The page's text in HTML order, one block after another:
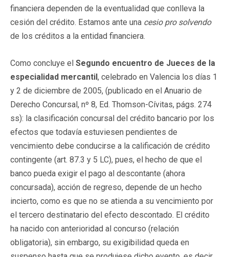
financiera dependen de la eventualidad que conlleva la
cesión del crédito. Estamos ante una cesio pro solvendo
de los créditos a la entidad financiera.
Como concluye el Segundo encuentro de Jueces de la
especialidad mercantil, celebrado en Valencia los días 1
y 2 de diciembre de 2005, (publicado en el Anuario de
Derecho Concursal, nº 8, Ed. Thomson-Cívitas, págs. 274
ss): la clasificación concursal del crédito bancario por los
efectos que todavía estuviesen pendientes de
vencimiento debe conducirse a la calificación de crédito
contingente (art. 87.3 y 5 LC), pues, el hecho de que el
banco pueda exigir el pago al descontante (ahora
concursada), acción de regreso, depende de un hecho
incierto, como es que no se atienda a su vencimiento por
el tercero destinatario del efecto descontado. El crédito
ha nacido con anterioridad al concurso (relación
obligatoria), sin embargo, su exigibilidad queda en